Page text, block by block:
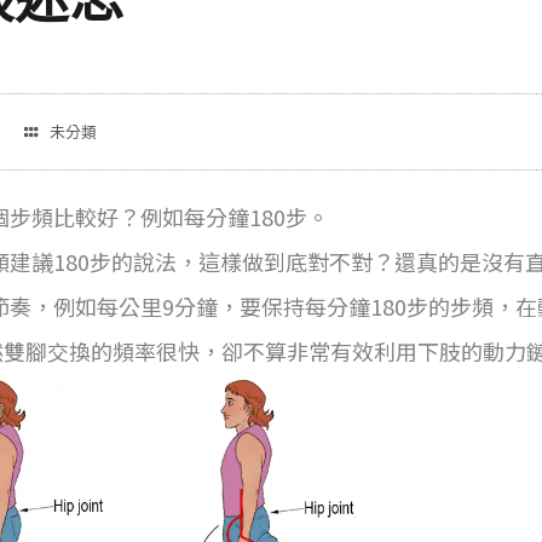
未分類
頻比較好？例如每分鐘180步。
議180步的說法，這樣做到底對不對？還真的是沒有
，例如每公里9分鐘，要保持每分鐘180步的步頻，
腳交換的頻率很快，卻不算非常有效利用下肢的動力